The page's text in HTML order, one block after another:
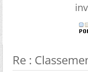
Re :